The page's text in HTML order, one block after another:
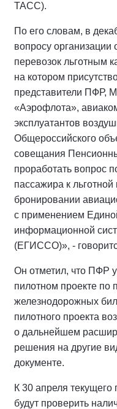
ТАСС).
По его словам, в
вопросу
перевозок льготным
на котором
представители ПФР,
«Аэрофлота»,
эксплуатантов
Общероссийского
совещания
проработать вопрос
пассажира к
бронировании
с применением
информационной
(ЕГИССО)», -
Он отметил, что ПФР
пилотном проекте по
железнодорожных
пилотного проекта
о дальнейшем
решения на другие
документе.
К 30 апреля текущего
будут проверить